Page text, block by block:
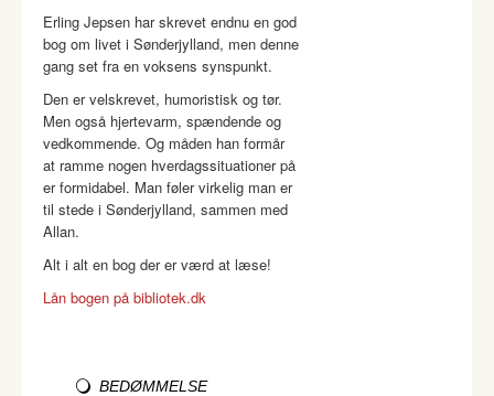
Erling Jepsen har skrevet endnu en god
bog om livet i Sønderjylland, men denne
gang set fra en voksens synspunkt.
Den er velskrevet, humoristisk og tør.
Men også hjertevarm, spændende og
vedkommende. Og måden han formår
at ramme nogen hverdagssituationer på
er formidabel. Man føler virkelig man er
til stede i Sønderjylland, sammen med
Allan.
Alt i alt en bog der er værd at læse!
Lån bogen på bibliotek.dk
BEDØMMELSE